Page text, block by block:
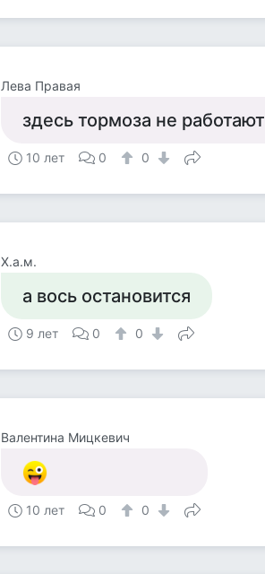
Лева Правая
здесь тормоза не работают
10 лет 0 0
X.а.м.
а вось остановится
9 лет 0 0
Валентина Мицкевич
10 лет 0 0